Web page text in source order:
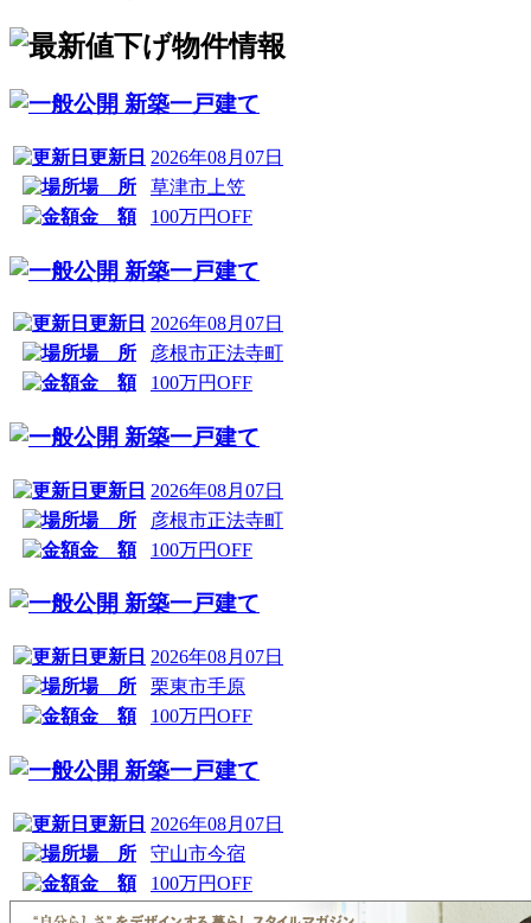
新築一戸建て
更新日 2026年08月07日
場 所
草津市上笠
金 額
100万円OFF
新築一戸建て
更新日 2026年08月07日
場 所
彦根市正法寺町
金 額
100万円OFF
新築一戸建て
更新日 2026年08月07日
場 所
彦根市正法寺町
金 額
100万円OFF
新築一戸建て
更新日 2026年08月07日
場 所
栗東市手原
金 額
100万円OFF
新築一戸建て
更新日 2026年08月07日
場 所
守山市今宿
金 額
100万円OFF